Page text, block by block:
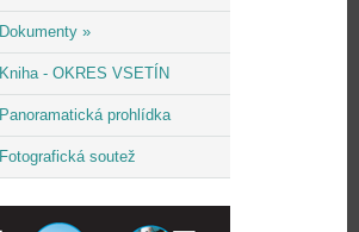
Dokumenty »
Kniha - OKRES VSETÍN
Panoramatická prohlídka
Fotografická soutež